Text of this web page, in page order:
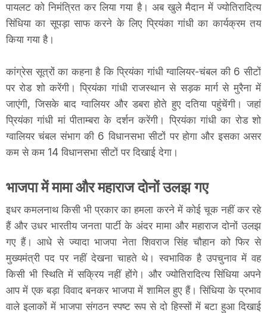
पायलट को निमंत्रित कर लिया गया है। अब खुले मैदान में ज्योतिरादित्य
सिंधिया का सूपड़ा साफ करने के लिए प्रियंका गांधी का कार्यक्रम तय
किया गया है।
कांग्रेस सूत्रों का कहना है कि प्रियंका गांधी ग्वालियर-चंबल की 6 सीटों
पर रोड शो करेंगी। प्रियंका गांधी राजस्थान से सड़क मार्ग से मुरैना में
जाएंगी, जिसके बाद ग्वालियर और डबरा होते हुए दतिया पहुंचेंगी। जहां
प्रियंका गांधी मां पीताम्बरा के दर्शन करेंगी। प्रियंका गांधी का रोड शो
ग्वालियर चंबल संभाग की 6 विधानसभा सीटों पर होगा और इसका असर
कम से कम 14 विधानसभा सीटों पर दिखाई देगा।
भाजपा में मामा और महाराज दोनों उलझ गए
इधर कमलनाथ किसी भी प्रकार का हमला करने में कोई चूक नहीं कर रहे
हैं और उधर भारतीय जनता पार्टी के अंदर मामा और महाराज दोनों उलझ
गए हैं। आधे से ज्यादा भाजपा नेता शिवराज सिंह चौहान को फिर से
मुख्यमंत्री पद पर नहीं देखना चाहते थे। स्वभाविक है उपचुनाव में वह
किसी भी स्थिति में सक्रिय नहीं होंगे। और ज्योतिरादित्य सिंधिया अपने
आप में एक बड़ा विवाद बनकर भाजपा में शामिल हुए हैं। सिंधिया के प्रभाव
वाले इलाकों में भाजपा संगठन स्पष्ट रूप से दो हिस्सों में बटा हुआ दिखाई